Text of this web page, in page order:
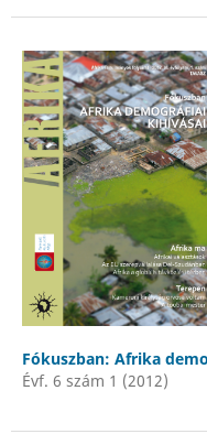
Fókuszban: Afrika
Évf. 6 szám 1 (2012)